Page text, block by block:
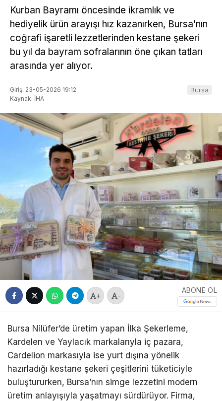
Kurban Bayramı öncesinde ikramlık ve
hediyelik ürün arayışı hız kazanırken, Bursa’nın
coğrafi işaretli lezzetlerinden kestane şekeri
bu yıl da bayram sofralarının öne çıkan tatları
arasında yer alıyor.
Giriş: 23-05-2026 19:12
Kaynak: İHA
Bursa
+ -
ABONE OL
Bursa Nilüfer’de üretim yapan İlka Şekerleme,
Kardelen ve Yaylacık markalarıyla iç pazara,
Cardelion markasıyla ise yurt dışına yönelik
hazırladığı kestane şekeri çeşitlerini tüketiciyle
buluştururken, Bursa’nın simge lezzetini modern
üretim anlayışıyla yaşatmayı sürdürüyor. Firma,